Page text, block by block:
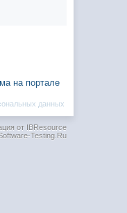
на портале
данных
от IBResource
Testing.Ru